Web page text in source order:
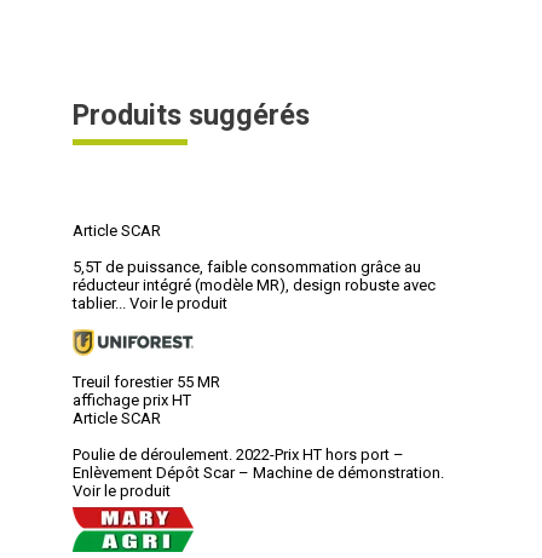
Produits suggérés
Article SCAR
5,5T de puissance, faible consommation grâce au
réducteur intégré (modèle MR), design robuste avec
tablier...
Voir le produit
Treuil forestier 55 MR
affichage prix HT
Article SCAR
Poulie de déroulement. 2022-Prix HT hors port –
Enlèvement Dépôt Scar – Machine de démonstration.
Voir le produit